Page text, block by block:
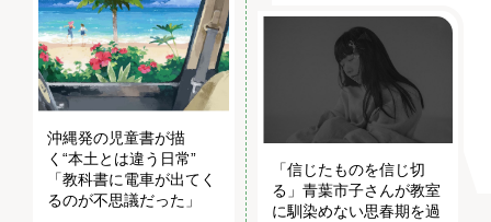
沖縄発の児童書が描
く“本土とは違う日常”
「教科書に電車が出てく
るのが不思議だった」
「信じたものを信じ切
る」青葉市子さんが教室
に馴染めない思春期を過